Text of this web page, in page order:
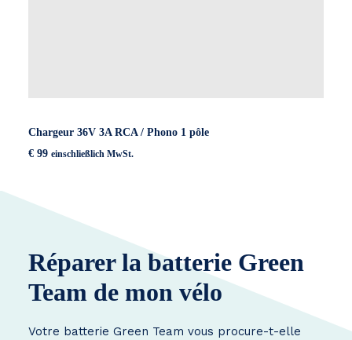
Chargeur 36V 3A RCA / Phono 1 pôle
€ 99 einschließlich MwSt.
Réparer la batterie Green
Team de mon vélo
Votre batterie Green Team vous procure-t-elle